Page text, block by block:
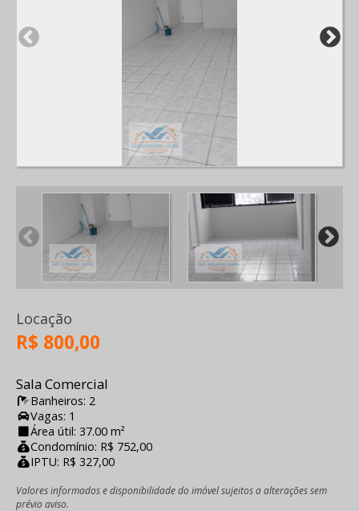
Locação
R$ 800,00
Sala Comercial
Banheiros: 2
Vagas: 1
Área útil: 37.00 m²
Condomínio: R$ 752,00
IPTU: R$ 327,00
Valores informados e disponibilidade do imóvel sujeitos a alterações sem
prévio aviso.